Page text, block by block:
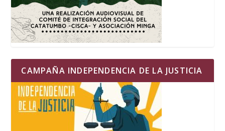
CAMPAÑA INDEPENDENCIA DE LA JUSTICIA